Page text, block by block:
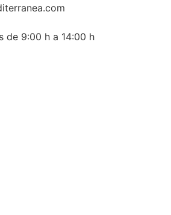
de 9:00 h a 14:00 h